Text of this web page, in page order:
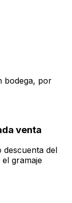
bodega, por
venta
descuenta del
gramaje